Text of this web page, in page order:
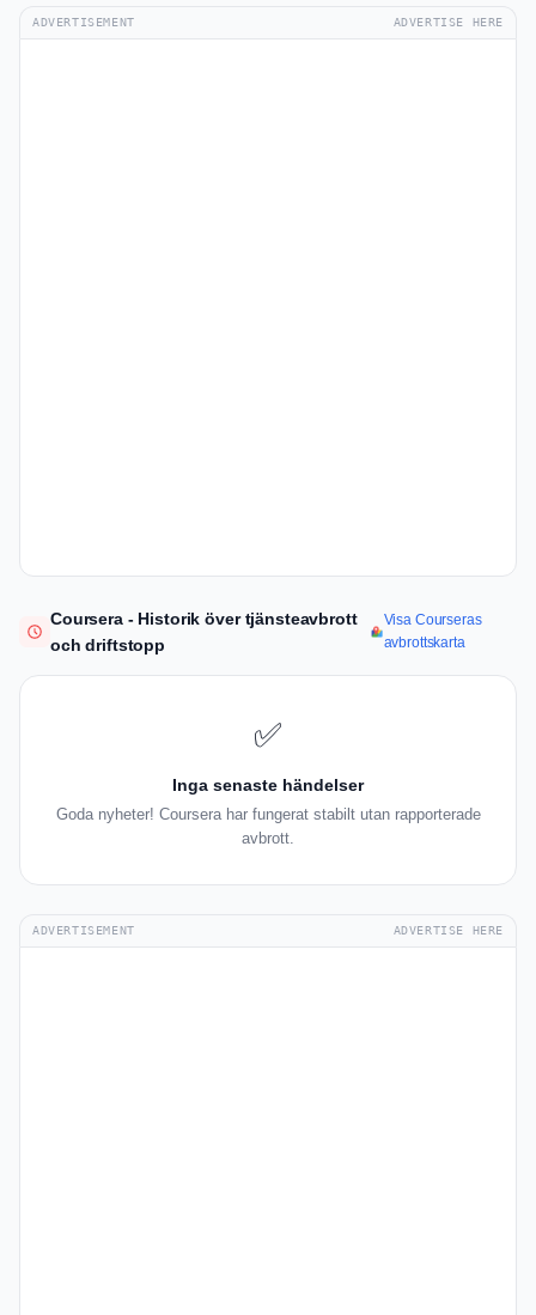
ADVERTISEMENT ADVERTISE HERE
Coursera - Historik över tjänsteavbrott
och driftstopp
Visa Courseras
avbrottskarta
✅
Inga senaste händelser
Goda nyheter! Coursera har fungerat stabilt utan rapporterade
avbrott.
ADVERTISEMENT ADVERTISE HERE